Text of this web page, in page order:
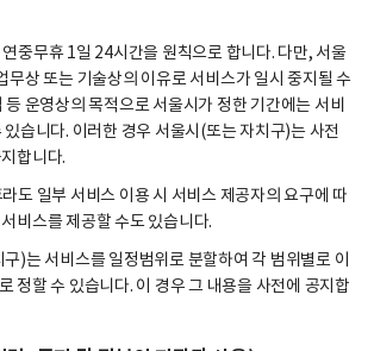
중무휴 1일 24시간을 원칙으로 합니다. 다만, 서울
무상 또는 기술상의 이유로 서비스가 일시 중지될 수
등 운영상의 목적으로 서울시가 정한 기간에는 서비
습니다. 이러한 경우 서울시(또는 자치구)는 사전
합니다.
도 일부 서비스 이용 시 서비스 제공자의 요구에 따
비스를 제공할 수도 있습니다.
)는 서비스를 일정범위로 분할하여 각 범위별로 이
정할 수 있습니다. 이 경우 그 내용을 사전에 공지합